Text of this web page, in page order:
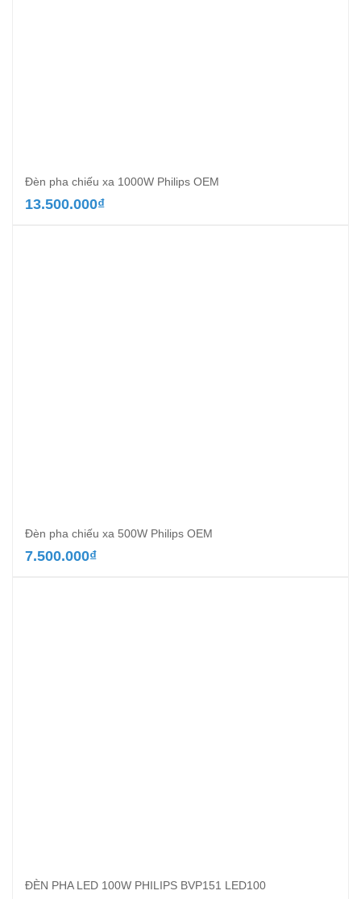
Đèn pha chiếu xa 1000W Philips OEM
13.500.000₫
Đèn pha chiếu xa 500W Philips OEM
7.500.000₫
ĐÈN PHA LED 100W PHILIPS BVP151 LED100